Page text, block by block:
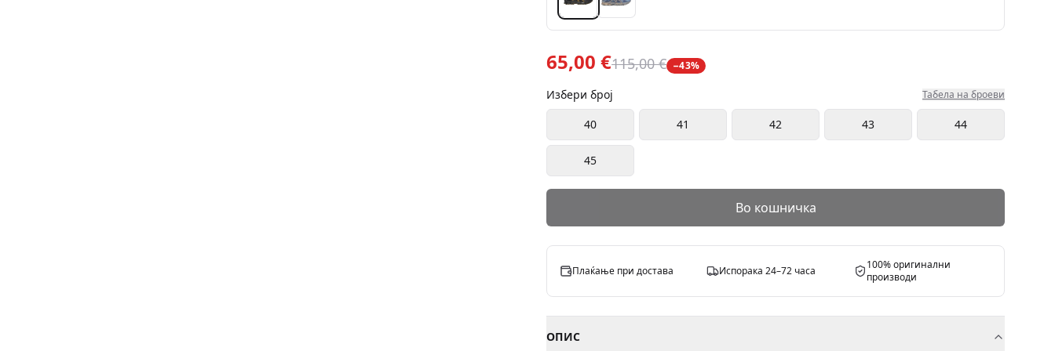
65,00 €115,00 € −43%
Избери број Табела на броеви
40 41 42 43 44
45
Во кошничка
Плаќање при достава Испорака 24–72 часа
100% оригинални
производи
ОПИС